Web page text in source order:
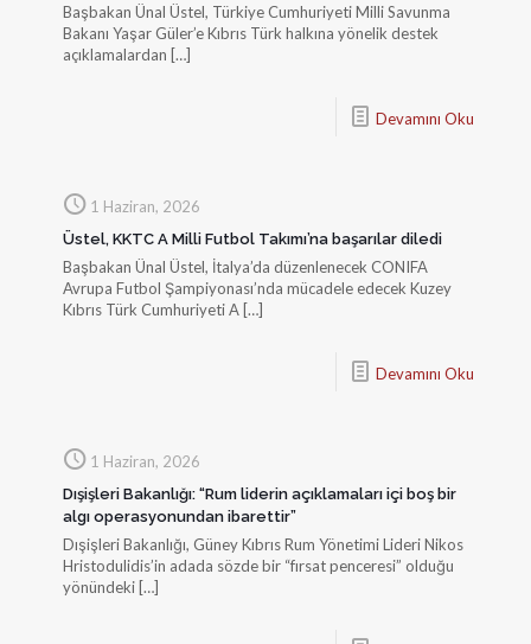
Başbakan Ünal Üstel, Türkiye Cumhuriyeti Milli Savunma
Bakanı Yaşar Güler’e Kıbrıs Türk halkına yönelik destek
açıklamalardan […]
Devamını Oku
1 Haziran, 2026
Üstel, KKTC A Milli Futbol Takımı’na başarılar diledi
Başbakan Ünal Üstel, İtalya’da düzenlenecek CONIFA
Avrupa Futbol Şampiyonası’nda mücadele edecek Kuzey
Kıbrıs Türk Cumhuriyeti A […]
Devamını Oku
1 Haziran, 2026
Dışişleri Bakanlığı: “Rum liderin açıklamaları içi boş bir
algı operasyonundan ibarettir”
Dışişleri Bakanlığı, Güney Kıbrıs Rum Yönetimi Lideri Nikos
Hristodulidis’in adada sözde bir “fırsat penceresi” olduğu
yönündeki […]